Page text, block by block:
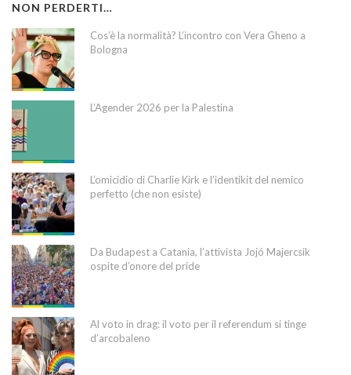
NON PERDERTI…
Cos’è la normalità? L’incontro con Vera Gheno a
Bologna
L’Agender 2026 per la Palestina
L’omicidio di Charlie Kirk e l’identikit del nemico
perfetto (che non esiste)
Da Budapest a Catania, l’attivista Jojó Majercsik
ospite d’onore del pride
Al voto in drag: il voto per il referendum si tinge
d’arcobaleno